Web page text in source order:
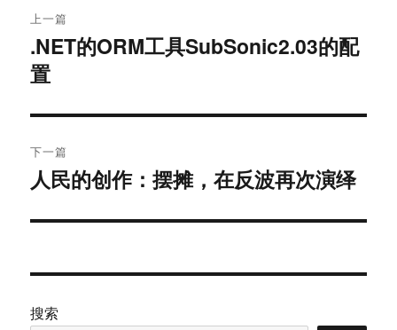
章
导
航
上一篇
上
篇
章：
.NET的ORM工具SubSonic2.03的配
置
下一篇
下
文
人民的创作：摆摊，在反波再次演绎
搜索